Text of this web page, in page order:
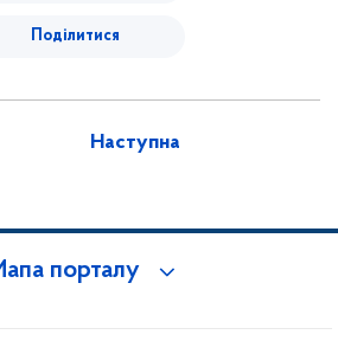
Поділитися
Наступна
порталу